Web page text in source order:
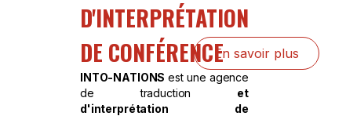
répondent aux exigences de
votre secteur.
En savoir plus
D'INTERPRÉTATION
DE CONFÉRENCE
INTO-NATIONS est une agence
de traduction et
d'interprétation de